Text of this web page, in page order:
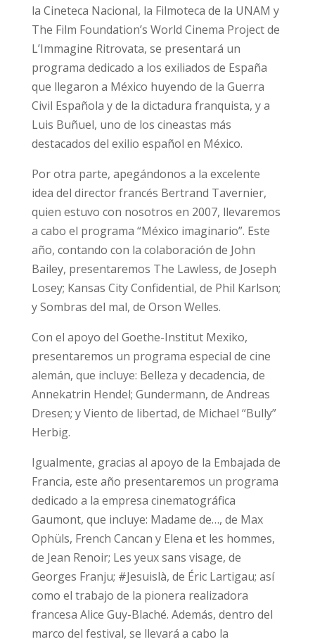
la Cineteca Nacional, la Filmoteca de la UNAM y
The Film Foundation’s World Cinema Project de
L’Immagine Ritrovata, se presentará un
programa dedicado a los exiliados de España
que llegaron a México huyendo de la Guerra
Civil Española y de la dictadura franquista, y a
Luis Buñuel, uno de los cineastas más
destacados del exilio español en México.
Por otra parte, apegándonos a la excelente
idea del director francés Bertrand Tavernier,
quien estuvo con nosotros en 2007, llevaremos
a cabo el programa “México imaginario”. Este
año, contando con la colaboración de John
Bailey, presentaremos The Lawless, de Joseph
Losey; Kansas City Confidential, de Phil Karlson;
y Sombras del mal, de Orson Welles.
Con el apoyo del Goethe-Institut Mexiko,
presentaremos un programa especial de cine
alemán, que incluye: Belleza y decadencia, de
Annekatrin Hendel; Gundermann, de Andreas
Dresen; y Viento de libertad, de Michael “Bully”
Herbig.
Igualmente, gracias al apoyo de la Embajada de
Francia, este año presentaremos un programa
dedicado a la empresa cinematográfica
Gaumont, que incluye: Madame de…, de Max
Ophüls, French Cancan y Elena et les hommes,
de Jean Renoir; Les yeux sans visage, de
Georges Franju; #Jesuislà, de Éric Lartigau; así
como el trabajo de la pionera realizadora
francesa Alice Guy-Blaché. Además, dentro del
marco del festival, se llevará a cabo la